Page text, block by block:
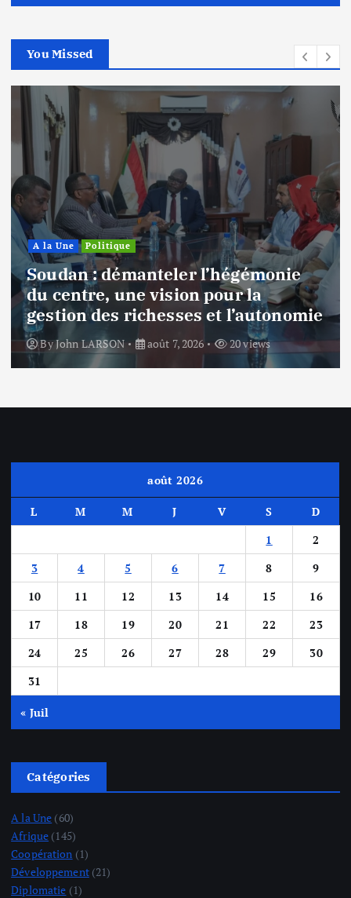
You Missed
A la Une Politique
Soudan : démanteler l’hégémonie
du centre, une vision pour la
gestion des richesses et l’autonomie
ByJohn LARSON août 7, 2026 20 views
août 2026
L M M J V S
D
1
2
3
4 5 6 7 8
9
10
11 12 13 14 15
16
17
18 19 20 21 22
23
24
25 26 27 28 29
30
31
« Juil
Catégories
A la Une (60)
Afrique (145)
Coopération (1)
Développement(21)
Diplomatie (1)